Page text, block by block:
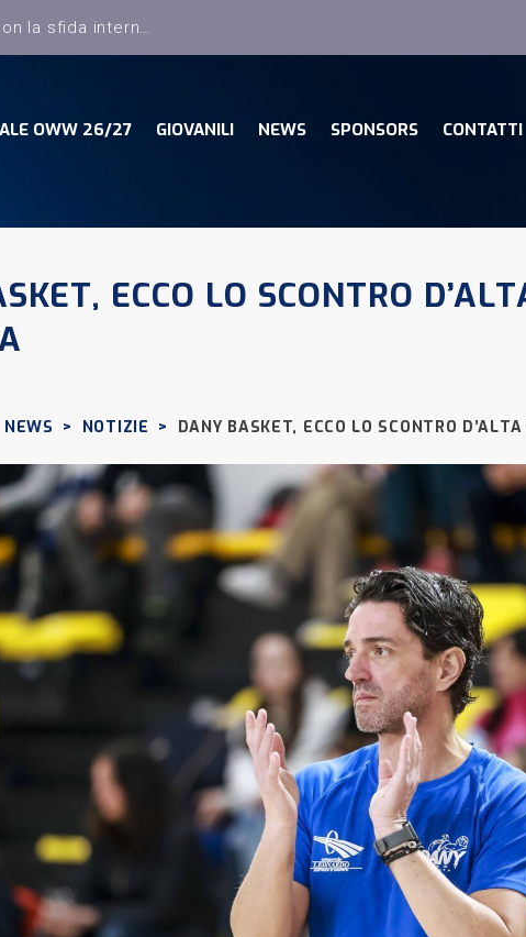
OWW 26/27 GIOVANILI NEWS SPONSORS CONTATTI
ECCO LO SCONTRO
NEWS > NOTIZIE > DANY BASKET, ECCO LO SCONTRO